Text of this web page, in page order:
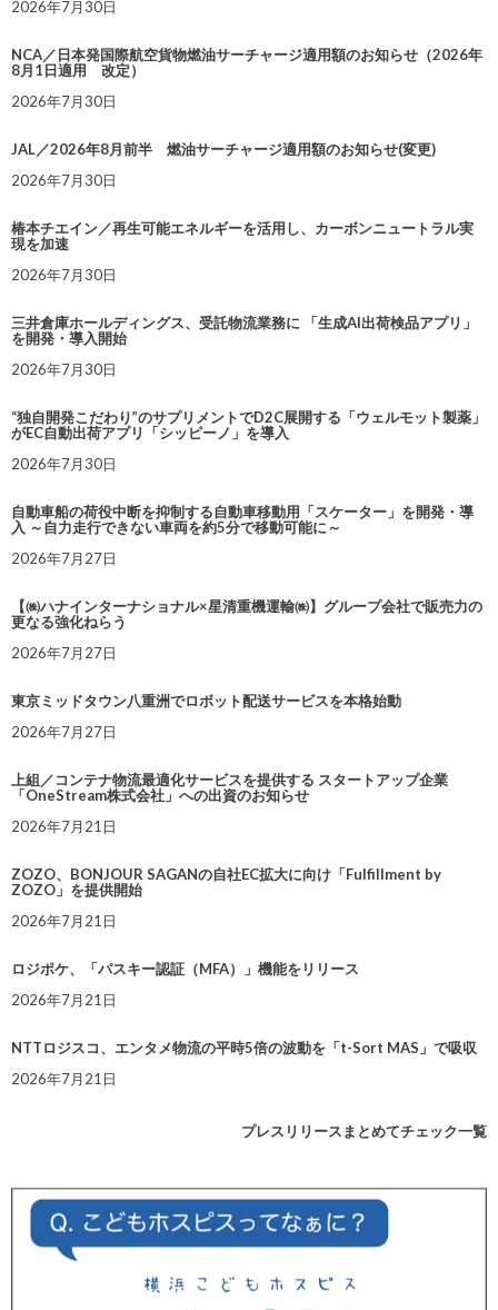
2026年7月30日
NCA／日本発国際航空貨物燃油サーチャージ適用額のお知らせ（2026年
8月1日適用 改定）
2026年7月30日
JAL／2026年8月前半 燃油サーチャージ適用額のお知らせ(変更)
2026年7月30日
椿本チエイン／再生可能エネルギーを活用し、カーボンニュートラル実
現を加速
2026年7月30日
三井倉庫ホールディングス、受託物流業務に 「生成AI出荷検品アプリ」
を開発・導入開始
2026年7月30日
“独自開発こだわり”のサプリメントでD2C展開する「ウェルモット製薬」
がEC自動出荷アプリ「シッピーノ」を導入
2026年7月30日
自動車船の荷役中断を抑制する自動車移動用「スケーター」を開発・導
入 ～自力走行できない車両を約5分で移動可能に～
2026年7月27日
【㈱ハナインターナショナル×星清重機運輸㈱】グループ会社で販売力の
更なる強化ねらう
2026年7月27日
東京ミッドタウン八重洲でロボット配送サービスを本格始動
2026年7月27日
上組／コンテナ物流最適化サービスを提供する スタートアップ企業
「OneStream株式会社」への出資のお知らせ
2026年7月21日
ZOZO、BONJOUR SAGANの自社EC拡大に向け「Fulfillment by
ZOZO」を提供開始
2026年7月21日
ロジポケ、「パスキー認証（MFA）」機能をリリース
2026年7月21日
NTTロジスコ、エンタメ物流の平時5倍の波動を「t-Sort MAS」で吸収
2026年7月21日
プレスリリースまとめてチェック一覧